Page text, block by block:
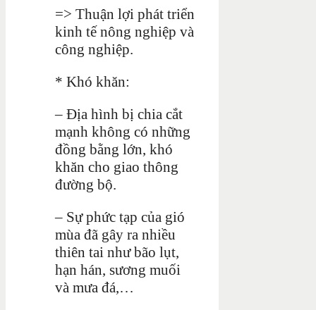
=> Thuận lợi phát triển
kinh tế nông nghiệp và
công nghiệp.
* Khó khăn:
– Địa hình bị chia cắt
mạnh không có những
đồng bằng lớn, khó
khăn cho giao thông
đường bộ.
– Sự phức tạp của gió
mùa đã gây ra nhiều
thiên tai như bão lụt,
hạn hán, sương muối
và mưa đá,…